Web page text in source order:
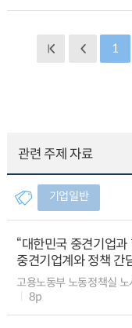
1
관련 주제 자료
기업일반
“대한민국 중견기업
중견기업계와 정책 간
고용노동부 노동정책실
8p